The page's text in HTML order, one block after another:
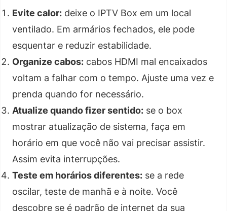
Evite calor: deixe o IPTV Box em um local
ventilado. Em armários fechados, ele pode
esquentar e reduzir estabilidade.
Organize cabos: cabos HDMI mal encaixados
voltam a falhar com o tempo. Ajuste uma vez e
prenda quando for necessário.
Atualize quando fizer sentido: se o box
mostrar atualização de sistema, faça em
horário em que você não vai precisar assistir.
Assim evita interrupções.
Teste em horários diferentes: se a rede
oscilar, teste de manhã e à noite. Você
descobre se é padrão de internet da sua